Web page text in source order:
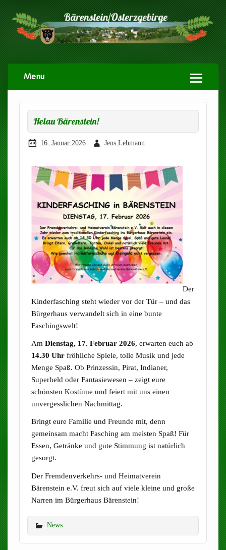
Menu
Helau Bärenstein!
16. Januar 2026 Jens Lehmann
Der
Kinderfasching steht wieder vor der Tür – und das
Bürgerhaus verwandelt sich in eine bunte
Faschingswelt!
Am Dienstag, 17. Februar 2026, erwarten euch ab
14.30 Uhrfröhliche Spiele, tolle Musik und jede
Menge Spaß. Ob Prinzessin, Pirat, Indianer,
Superheld oder Fantasiewesen – zeigt eure
schönsten Kostüme und feiert mit uns einen
unvergesslichen Nachmittag.
Bringt eure Familie und Freunde mit, denn
gemeinsam macht Fasching am meisten Spaß! Für
Essen, Getränke und gute Stimmung ist natürlich
gesorgt.
Der Fremdenverkehrs- und Heimatverein
Bärenstein e.V. freut sich auf viele kleine und große
Narren im Bürgerhaus Bärenstein!
News